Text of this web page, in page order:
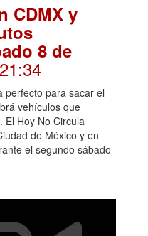
CDMX y
8 de
perfecto para sacar el
vehículos que
Hoy No Circula
de México y en
el segundo sábado